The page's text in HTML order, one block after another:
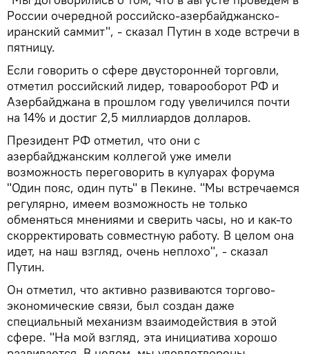
России очередной российско-азербайджанско-
иранский саммит", - сказал Путин в ходе встречи в
пятницу.
Если говорить о сфере двусторонней торговли,
отметил российский лидер, товарооборот РФ и
Азербайджана в прошлом году увеличился почти
на 14% и достиг 2,5 миллиардов долларов.
Президент РФ отметил, что они с
азербайджанским коллегой уже имели
возможность переговорить в кулуарах форума
"Один пояс, один путь" в Пекине. "Мы встречаемся
регулярно, имеем возможность не только
обменяться мнениями и сверить часы, но и как-то
скорректировать совместную работу. В целом она
идет, на наш взгляд, очень неплохо", - сказал
Путин.
Он отметил, что активно развиваются торгово-
экономические связи, был создан даже
специальный механизм взаимодействия в этой
сфере. "На мой взгляд, эта инициатива хорошо